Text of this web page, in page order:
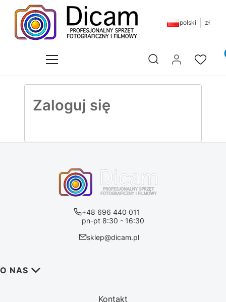
polski zł
Otwórz wyszukiwarkę
Zaloguj się
+48 696 440 011
pn-pt 8:30 - 16:30
sklep@dicam.pl
Linki w stopce
O NAS
Kontakt